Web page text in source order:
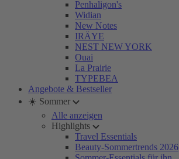
Penhaligon's
Widian
New Notes
IRÄYE
NEST NEW YORK
Ouai
La Prairie
TYPEBEA
Angebote & Bestseller
☀️ Sommer
Alle anzeigen
Highlights
Travel Essentials
Beauty-Sommertrends 2026